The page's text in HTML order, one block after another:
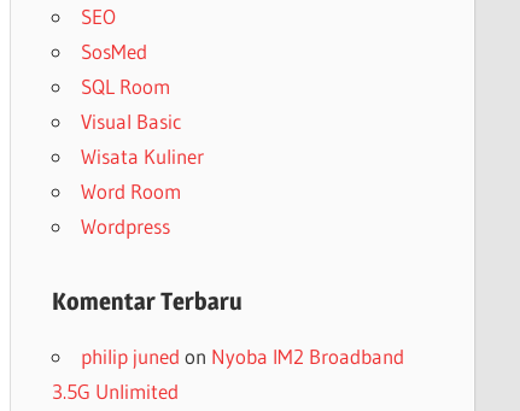
SEO
SosMed
SQL Room
Visual Basic
Wisata Kuliner
Word Room
Wordpress
Komentar Terbaru
philip juned on Nyoba IM2 Broadband
3.5G Unlimited